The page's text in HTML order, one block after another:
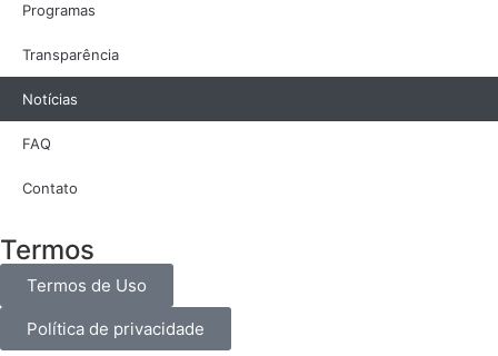
Programas
Transparência
Notícias
FAQ
Contato
Termos
Termos de Uso
Política de privacidade